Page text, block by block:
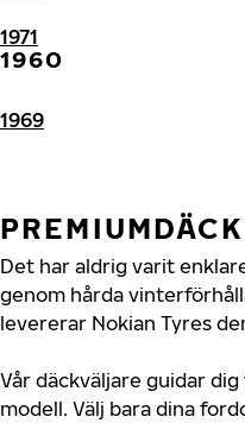
1971
1960
1969
Det har aldrig varit
genom hårda
levererar Nokian Tyres
Vår däckväljare guidar
modell. Välj bara dina